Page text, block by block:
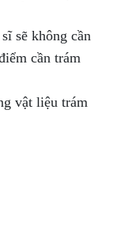
sẽ không cần
cần trám
vật liệu trám